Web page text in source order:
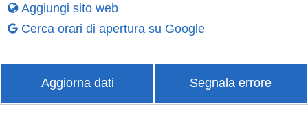
Aggiungi sito web
Cerca orari di apertura su Google
Aggiorna dati Segnala errore